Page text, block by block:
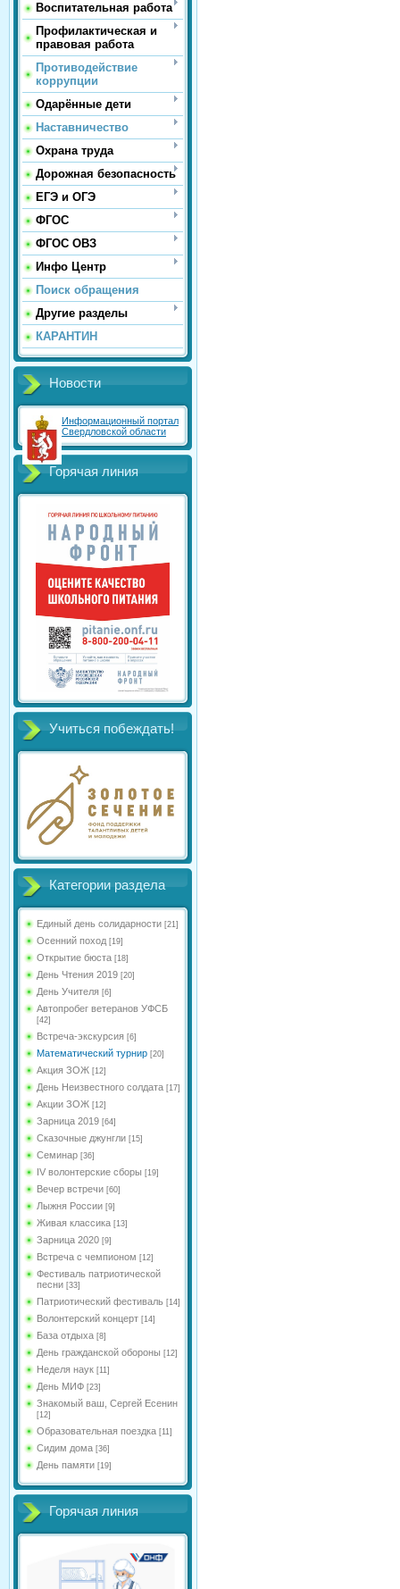
Воспитательная работа
Профилактическая и
правовая работа
Противодействие
коррупции
Одарённые дети
Наставничество
Охрана труда
Дорожная безопасность
ЕГЭ и ОГЭ
ФГОС
ФГОС ОВЗ
Инфо Центр
Поиск обращения
Другие разделы
КАРАНТИН
Новости
Информационный портал
Свердловской области
Горячая линия
Учиться побеждать!
Категории раздела
Единый день солидарности [21]
Осенний поход [19]
Открытие бюста [18]
День Чтения 2019 [20]
День Учителя [6]
Автопробег ветеранов УФСБ
[42]
Встреча-экскурсия [6]
Математический турнир [20]
Акция ЗОЖ [12]
День Неизвестного солдата [17]
Акции ЗОЖ [12]
Зарница 2019 [64]
Сказочные джунгли [15]
Семинар [36]
IV волонтерские сборы [19]
Вечер встречи [60]
Лыжня России [9]
Живая классика [13]
Зарница 2020 [9]
Встреча с чемпионом [12]
Фестиваль патриотической
песни [33]
Патриотический фестиваль [14]
Волонтерский концерт [14]
База отдыха [8]
День гражданской обороны [12]
Неделя наук [11]
День МИФ [23]
Знакомый ваш, Сергей Есенин
[12]
Образовательная поездка [11]
Сидим дома [36]
День памяти [19]
Горячая линия